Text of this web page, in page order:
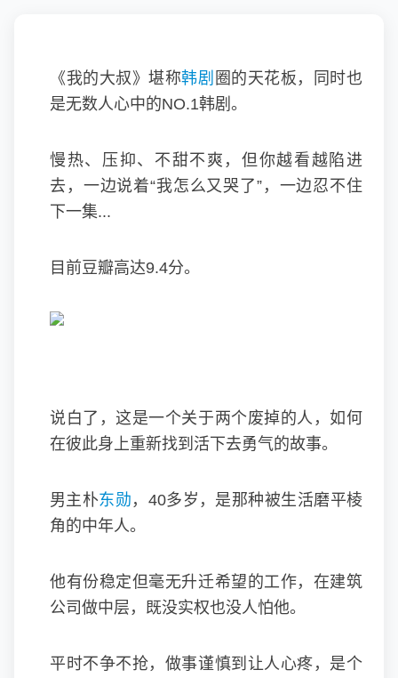
《我的大叔》堪称韩剧 圈的天花板，同时也
是无数人心中的NO.1韩剧。
慢热、压抑、不甜不爽，但你越看越陷进
去，一边说着“我怎么又哭了”，一边忍不住
下一集...
目前豆瓣高达9.4分。
说白了，这是一个关于两个废掉的人，如何
在彼此身上重新找到活下去勇气的故事。
男主朴东勋 ，40多岁，是那种被生活磨平棱
角的中年人。
他有份稳定但毫无升迁希望的工作，在建筑
公司做中层，既没实权也没人怕他。
平时不争不抢，做事谨慎到让人心疼，是个